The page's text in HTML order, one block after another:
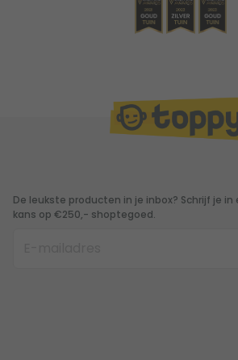
De leukste producten in je inbox? Schrijf je
kans op €250,- shoptegoed.